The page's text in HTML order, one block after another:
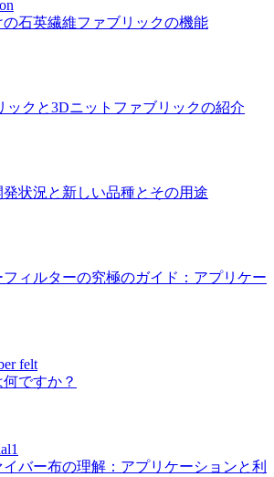
石英繊維ファブリックの機能
ックと3Dニットファブリックの紹介
状況と新しい品種とその用途
ィルターの究極のガイド：アプリケー
ですか？
バー布の理解：アプリケーションと利